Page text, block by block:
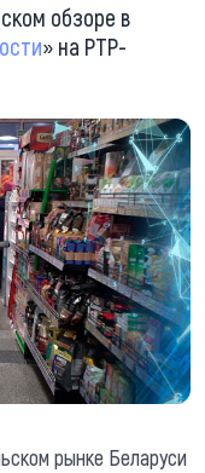
обзоре в
» на РТР-
рынке Беларуси